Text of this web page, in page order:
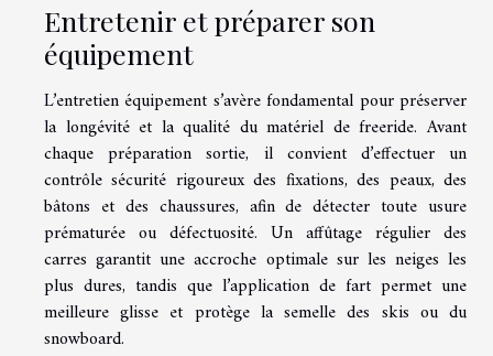
Entretenir et préparer son
équipement
L’entretien équipement s’avère fondamental pour préserver
la longévité et la qualité du matériel de freeride. Avant
chaque préparation sortie, il convient d’effectuer un
contrôle sécurité rigoureux des fixations, des peaux, des
bâtons et des chaussures, afin de détecter toute usure
prématurée ou défectuosité. Un affûtage régulier des
carres garantit une accroche optimale sur les neiges les
plus dures, tandis que l’application de fart permet une
meilleure glisse et protège la semelle des skis ou du
snowboard.